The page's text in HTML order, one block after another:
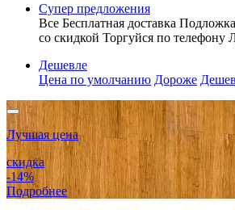
Супер предложения
Все Бесплатная доставка
со скидкой Торгуйся по телефону
Дешевле
Цена по умолчанию Дороже
Лучшая цена
скидка
-14%
Подробнее